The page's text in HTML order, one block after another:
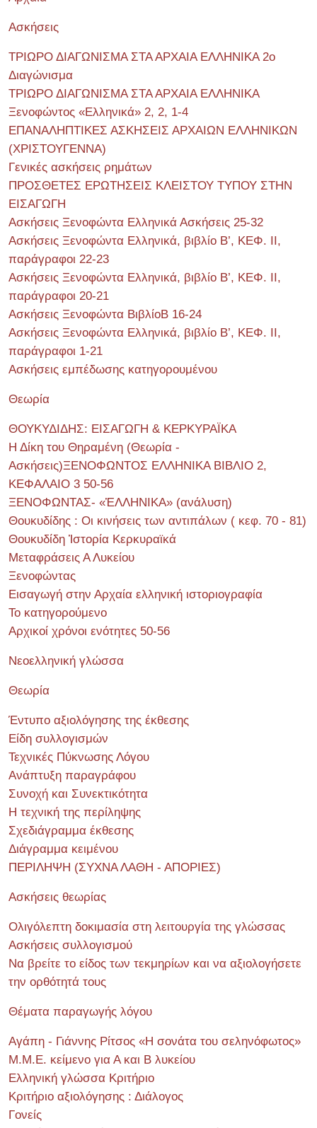
Ασκήσεις
ΤΡΙΩΡΟ ΔΙΑΓΩΝΙΣΜΑ ΣΤΑ ΑΡΧΑΙΑ ΕΛΛΗΝΙΚΑ 2o
Διαγώνισμα
ΤΡΙΩΡΟ ΔΙΑΓΩΝΙΣΜΑ ΣΤΑ ΑΡΧΑΙΑ ΕΛΛΗΝΙΚΑ
Ξενοφώντος «Ελληνικά» 2, 2, 1-4
ΕΠΑΝΑΛΗΠΤΙΚΕΣ ΑΣΚΗΣΕΙΣ ΑΡΧΑΙΩΝ ΕΛΛΗΝΙΚΩΝ
(ΧΡΙΣΤΟΥΓΕΝΝΑ)
Γενικές ασκήσεις ρημάτων
ΠΡΟΣΘΕΤΕΣ ΕΡΩΤΗΣΕΙΣ ΚΛΕΙΣΤΟΥ ΤΥΠΟΥ ΣΤΗΝ
ΕΙΣΑΓΩΓΗ
Ασκήσεις Ξενοφώντα Ελληνικά Ασκήσεις 25-32
Ασκήσεις Ξενοφώντα Ελληνικά, βιβλίο Β’, ΚΕΦ. II,
παράγραφοι 22-23
Ασκήσεις Ξενοφώντα Ελληνικά, βιβλίο Β’, ΚΕΦ. II,
παράγραφοι 20-21
Ασκήσεις Ξενοφώντα ΒιβλίοΒ 16-24
Ασκήσεις Ξενοφώντα Ελληνικά, βιβλίο Β’, ΚΕΦ. II,
παράγραφοι 1-21
Ασκήσεις εμπέδωσης κατηγορουμένου
Θεωρία
ΘΟΥΚΥΔΙΔΗΣ: ΕΙΣΑΓΩΓΗ & ΚΕΡΚΥΡΑΪΚΑ
Η Δίκη του Θηραμένη (Θεωρία -
Ασκήσεις)ΞΕΝΟΦΩΝΤΟΣ ΕΛΛΗΝΙΚΑ ΒΙΒΛΙΟ 2,
ΚΕΦΑΛΑΙΟ 3 50-56
ΞΕΝΟΦΩΝΤΑΣ- «ἙΛΛΗΝΙΚΑ» (ανάλυση)
Θουκυδίδης : Οι κινήσεις των αντιπάλων ( κεφ. 70 - 81)
Θουκυδίδη Ἱστορία Κερκυραϊκά
Μεταφράσεις Α Λυκείου
Ξενοφώντας
Εισαγωγή στην Αρχαία ελληνική ιστοριογραφία
Το κατηγορούμενο
Αρχικοί χρόνοι ενότητες 50-56
Νεοελληνική γλώσσα
Θεωρία
Έντυπο αξιολόγησης της έκθεσης
Είδη συλλογισμών
Τεχνικές Πύκνωσης Λόγου
Ανάπτυξη παραγράφου
Συνοχή και Συνεκτικότητα
Η τεχνική της περίληψης
Σχεδιάγραμμα έκθεσης
Διάγραμμα κειμένου
ΠΕΡΙΛΗΨΗ (ΣΥΧΝΑ ΛΑΘΗ - ΑΠΟΡΙΕΣ)
Ασκήσεις θεωρίας
Ολιγόλεπτη δοκιμασία στη λειτουργία της γλώσσας
Ασκήσεις συλλογισμού
Να βρείτε το είδος των τεκμηρίων και να αξιολογήσετε
την ορθότητά τους
Θέματα παραγωγής λόγου
Αγάπη - Γιάννης Ρίτσος «Η σονάτα του σεληνόφωτος»
Μ.Μ.Ε. κείμενο για Α και Β λυκείου
Ελληνική γλώσσα Κριτήριο
Κριτήριο αξιολόγησης : Διάλογος
Γονείς